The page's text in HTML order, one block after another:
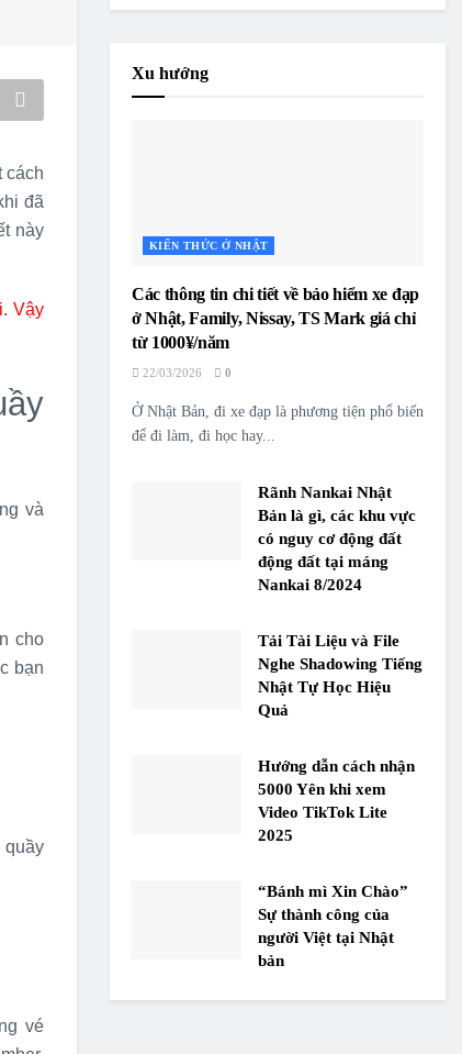
cách
đã
này
Vậy
và
cho
bạn
quầy
vé
Xu hướng
KIẾN THỨC Ở NHẬT
Các thông tin chi tiết về bảo hiểm xe đạp
ở Nhật, Family, Nissay, TS Mark giá chỉ
từ 1000¥/năm
22/03/2026 0
Ở Nhật Bản, đi xe đạp là phương tiện phổ biến
để đi làm, đi học hay...
Rãnh Nankai Nhật
Bản là gì, các khu vực
có nguy cơ động đất
động đất tại máng
Nankai 8/2024
Tải Tài Liệu và File
Nghe Shadowing Tiếng
Nhật Tự Học Hiệu
Quả
Hướng dẫn cách nhận
5000 Yên khi xem
Video TikTok Lite
2025
“Bánh mì Xin Chào”
Sự thành công của
người Việt tại Nhật
bản